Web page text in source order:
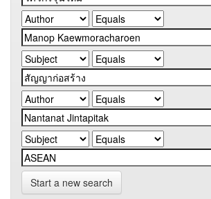
Start a new search